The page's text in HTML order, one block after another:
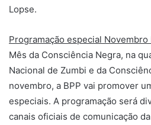
Lopse.
Programação especial Novembro
Mês da Consciência Negra, na
Nacional de Zumbi e da
novembro, a BPP vai promover
especiais. A programação será
canais oficiais de comunicação